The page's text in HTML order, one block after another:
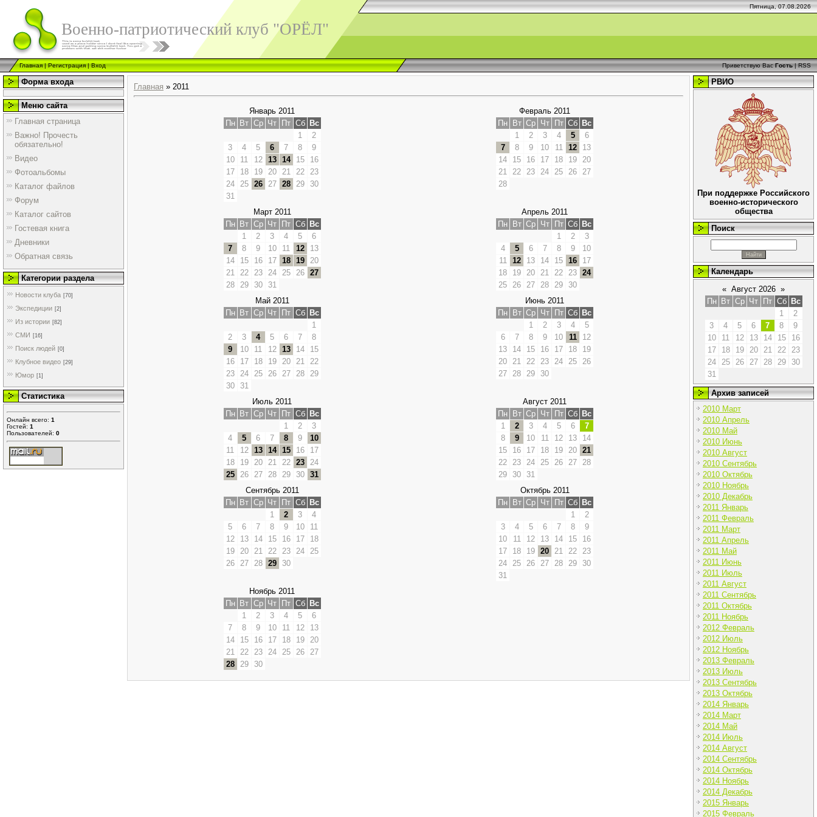
Пятница, 07.08.2026
Военно-патриотический клуб "ОРЁЛ"
Главная|Регистрация|Вход Приветствую Вас Гость|RSS
Форма входа
Меню сайта
Главная страница
Важно! Прочесть
обязательно!
Видео
Фотоальбомы
Каталог файлов
Форум
Каталог сайтов
Гостевая книга
Дневники
Обратная связь
Категории раздела
Новости клуба [70]
Экспедиции [2]
Из истории [82]
СМИ [16]
Поиск людей [0]
Клубное видео [29]
Юмор [1]
Статистика
Онлайн всего: 1
Гостей: 1
Пользователей: 0
Главная » 2011
Январь 2011
Пн
Вт Ср Чт Пт Сб
Вс
1
2
3
4 5 6 7 8
9
10
11 12 13 14 15
16
17
18 19 20 21 22
23
24
25 26 27 28 29
30
31
Февраль 2011
Пн
Вт Ср Чт Пт Сб Вс
1
2 3 4 5
6
7
8 9 10 11 12
13
14
15 16 17 18 19 20
21 22 23 24 25 26 27
28
Март 2011
Пн
Вт Ср Чт Пт Сб
Вс
1
2 3 4 5
6
7
8 9 10 11 12
13
14
15 16 17 18 19
20
21
22 23 24 25 26
27
28
29 30 31
Апрель 2011
Пн
Вт Ср Чт Пт Сб Вс
1
2
3
4
5 6 7 8 9
10
11
12 13 14 15 16
17
18
19 20 21 22 23 24
25 26 27 28 29
30
Май 2011
Пн
Вт Ср Чт Пт Сб
Вс
1
2
3 4 5 6 7
8
9
10 11 12 13 14
15
16
17 18 19 20 21
22
23
24 25 26 27 28
29
30
31
Июнь 2011
Пн
Вт Ср Чт Пт Сб Вс
1
2 3 4
5
6
7 8 9 10 11
12
13
14 15 16 17 18
19
20 21 22 23 24 25 26
27 28 29 30
Июль 2011
Пн
Вт Ср Чт Пт Сб
Вс
1
2
3
4
5 6 7 8 9
10
11
12 13 14 15 16
17
18
19 20 21 22 23
24
25
26 27 28 29 30 31
Август 2011
Пн
Вт Ср Чт Пт Сб Вс
1
2 3 4 5 6
7
8
9 10 11 12 13
14
15
16 17 18 19 20 21
22 23 24 25 26 27 28
29
30
31
Сентябрь 2011
Пн
Вт Ср Чт Пт Сб
Вс
1
2 3
4
5
6 7 8 9 10
11
12
13 14 15 16 17
18
19
20 21 22 23 24
25
26
27 28 29 30
Октябрь 2011
Пн
Вт Ср Чт Пт Сб Вс
1
2
3
4 5 6 7 8
9
10
11 12 13 14 15
16
17
18 19 20 21 22 23
24 25 26 27 28 29
30
31
Ноябрь 2011
Пн
Вт Ср Чт Пт Сб
Вс
1
2 3 4 5
6
7
8 9 10 11 12
13
14
15 16 17 18 19
20
21
22 23 24 25 26
27
28
29 30
РВИО
При поддержке Российского
военно-исторического
общества
Поиск
Календарь
« Август 2026 »
Пн
Вт Ср Чт Пт Сб
Вс
1
2
3
4 5 6 7 8
9
10
11 12 13 14 15
16
17
18 19 20 21 22
23
24
25 26 27 28 29
30
31
Архив записей
2010 Март
2010 Апрель
2010 Май
2010 Июнь
2010 Август
2010 Сентябрь
2010 Октябрь
2010 Ноябрь
2010 Декабрь
2011 Январь
2011 Февраль
2011 Март
2011 Апрель
2011 Май
2011 Июнь
2011 Июль
2011 Август
2011 Сентябрь
2011 Октябрь
2011 Ноябрь
2012 Февраль
2012 Июль
2012 Ноябрь
2013 Февраль
2013 Июль
2013 Сентябрь
2013 Октябрь
2014 Январь
2014 Март
2014 Май
2014 Июль
2014 Август
2014 Сентябрь
2014 Октябрь
2014 Ноябрь
2014 Декабрь
2015 Январь
2015 Февраль